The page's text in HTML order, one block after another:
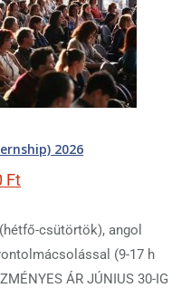
2026
Ft.
FtCurrent
price
130,000 Ft.
csütörtök), angol
(9-17 h
ÁR JÚNIUS 30-IG